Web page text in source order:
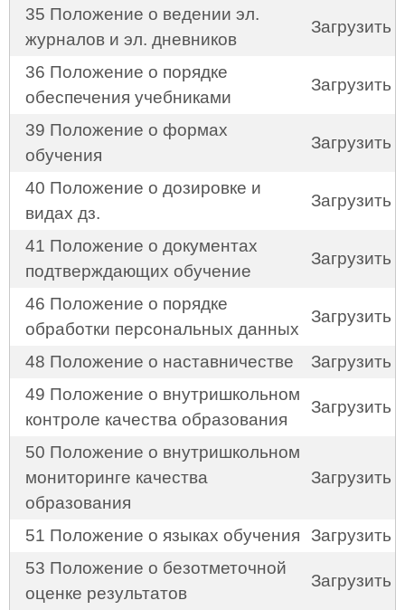
35 Положение о ведении эл.
журналов и эл. дневников
Загрузить
36 Положение о порядке
обеспечения учебниками
Загрузить
39 Положение о формах
обучения
Загрузить
40 Положение о дозировке и
видах дз.
Загрузить
41 Положение о документах
подтверждающих обучение
Загрузить
46 Положение о порядке
обработки персональных данных
Загрузить
48 Положение о наставничестве
Загрузить
49 Положение о внутришкольном
контроле качества образования
Загрузить
50 Положение о внутришкольном
мониторинге качества
образования
Загрузить
51 Положение о языках обучения
Загрузить
53 Положение о безотметочной
оценке результатов
Загрузить